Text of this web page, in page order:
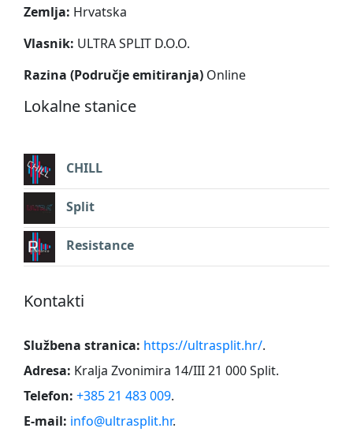
Zemlja: Hrvatska
Vlasnik: ULTRA SPLIT D.O.O.
Razina (Područje emitiranja) Online
Lokalne stanice
CHILL
Split
Resistance
Kontakti
Službena stranica: https://ultrasplit.hr/.
Adresa: Kralja Zvonimira 14/III 21 000 Split.
Telefon: +385 21 483 009.
E-mail: info@ultrasplit.hr.